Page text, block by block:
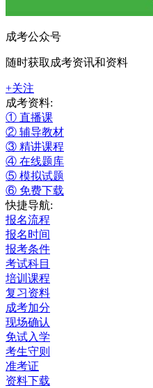
成考公众号
随时获取成考资讯和资料
+关注
成考资料:
① 直播课
② 辅导教材
③ 精讲课程
④ 在线题库
⑤ 模拟试题
⑥ 免费下载
快捷导航:
报名流程
报名时间
报考条件
考试科目
培训课程
复习资料
成考加分
现场确认
免试入学
考生守则
准考证
资料下载